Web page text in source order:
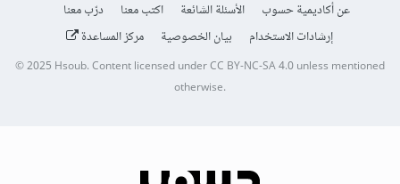
عن أكاديمية حسوب الأسئلة الشائعة اكتب معنا
درّب معنا
إرشادات الاستخدام
بيان الخصوصية مركز المساعدة
© 2025Hsoub.Content licensed underCC BY-NC-SA 4.0unless mentioned
otherwise.